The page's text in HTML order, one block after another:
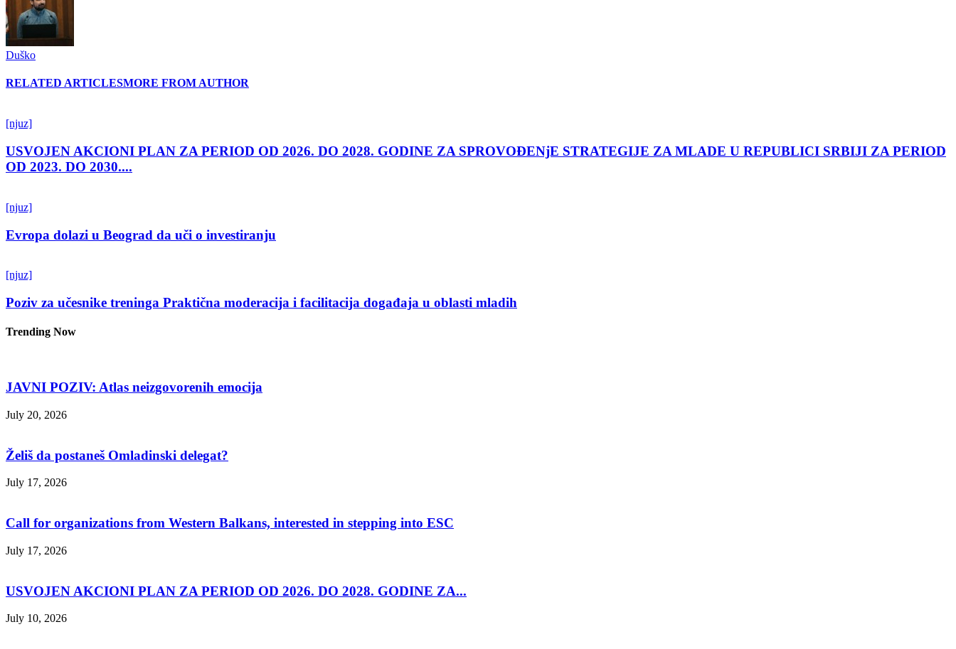
Duško
RELATED ARTICLESMORE FROM AUTHOR
[njuz]
USVOJEN AKCIONI PLAN ZA PERIOD OD 2026. DO 2028. GODINE ZA SPROVOĐENjE STRATEGIJE ZA MLADE U REPUBLICI SRBIJI ZA PERIOD
OD 2023. DO 2030....
[njuz]
Evropa dolazi u Beograd da uči o investiranju
[njuz]
Poziv za učesnike treninga Praktična moderacija i facilitacija događaja u oblasti mladih
Trending Now
JAVNI POZIV: Atlas neizgovorenih emocija
July 20, 2026
Želiš da postaneš Omladinski delegat?
July 17, 2026
Call for organizations from Western Balkans, interested in stepping into ESC
July 17, 2026
USVOJEN AKCIONI PLAN ZA PERIOD OD 2026. DO 2028. GODINE ZA...
July 10, 2026